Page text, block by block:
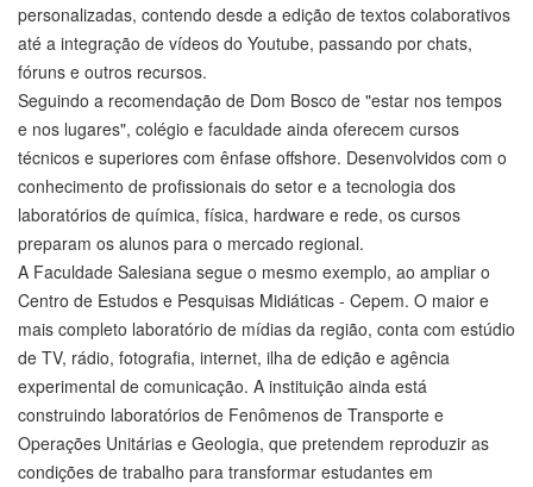
personalizadas, contendo desde a edição de textos colaborativos
até a integração de vídeos do Youtube, passando por chats,
fóruns e outros recursos.
Seguindo a recomendação de Dom Bosco de "estar nos tempos
e nos lugares", colégio e faculdade ainda oferecem cursos
técnicos e superiores com ênfase offshore. Desenvolvidos com o
conhecimento de profissionais do setor e a tecnologia dos
laboratórios de química, física, hardware e rede, os cursos
preparam os alunos para o mercado regional.
A Faculdade Salesiana segue o mesmo exemplo, ao ampliar o
Centro de Estudos e Pesquisas Midiáticas - Cepem. O maior e
mais completo laboratório de mídias da região, conta com estúdio
de TV, rádio, fotografia, internet, ilha de edição e agência
experimental de comunicação. A instituição ainda está
construindo laboratórios de Fenômenos de Transporte e
Operações Unitárias e Geologia, que pretendem reproduzir as
condições de trabalho para transformar estudantes em